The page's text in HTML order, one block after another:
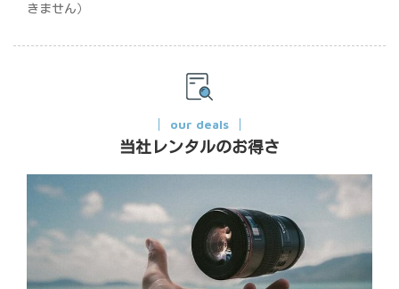
きません）
our deals
当社レンタルのお得さ